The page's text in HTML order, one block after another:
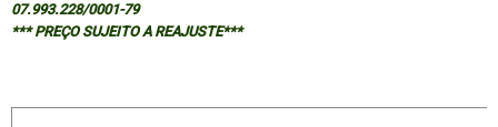
07.993.228/0001-79
*** PREÇO SUJEITO A REAJUSTE***